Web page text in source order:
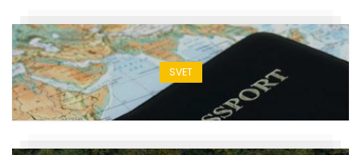
SVET